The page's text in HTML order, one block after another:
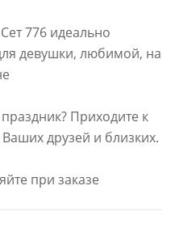
776 идеально
девушки, любимой, на
Приходите к
друзей и близких.
при заказе